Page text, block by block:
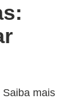
mais